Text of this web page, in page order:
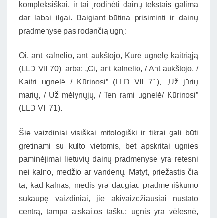
kompleksiškai, ir tai įrodinėti dainų tekstais galima
dar labai ilgai. Baigiant būtina prisiminti ir dainų
pradmenyse pasirodančią ugnį:
Oi, ant kalnelio, ant aukštojo, Kūrė ugnelę kaitriąją
(LLD VII 70), arba: „Oi, ant kalnelio, / Ant aukštojo, /
Kaitri ugnelė / Kūrinosi” (LLD VII 71), „Už jūrių
marių, / Už mėlynųjų, / Ten rami ugnelė/ Kūrinosi”
(LLD VII 71).
Šie vaizdiniai visiškai mitologiški ir tikrai gali būti
gretinami su kulto vietomis, bet apskritai ugnies
paminėjimai lietuvių dainų pradmenyse yra retesni
nei kalno, medžio ar vandenų. Matyt, priežastis čia
ta, kad kalnas, medis yra daugiau pradmeniškumo
sukaupę vaizdiniai, jie akivaizdžiausiai nustato
centrą, tampa atskaitos tašku; ugnis yra vėlesnė,